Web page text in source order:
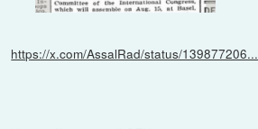
https://x.com/AssalRad/status/139877206...